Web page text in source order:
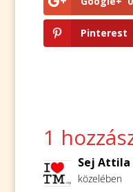
Pinterest
1
Sej Attila
közelében